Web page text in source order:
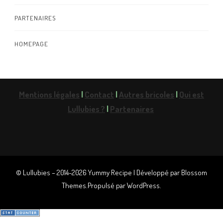
PARTENAIRES
HOMEPAGE
Mentions légales |Contact |Autres bricoles |Qui est
Lullubies ? |Partenaires
© Lullubies – 2014-2026Yummy Recipe | Développé par Blossom
Themes.Propulsé parWordPress.